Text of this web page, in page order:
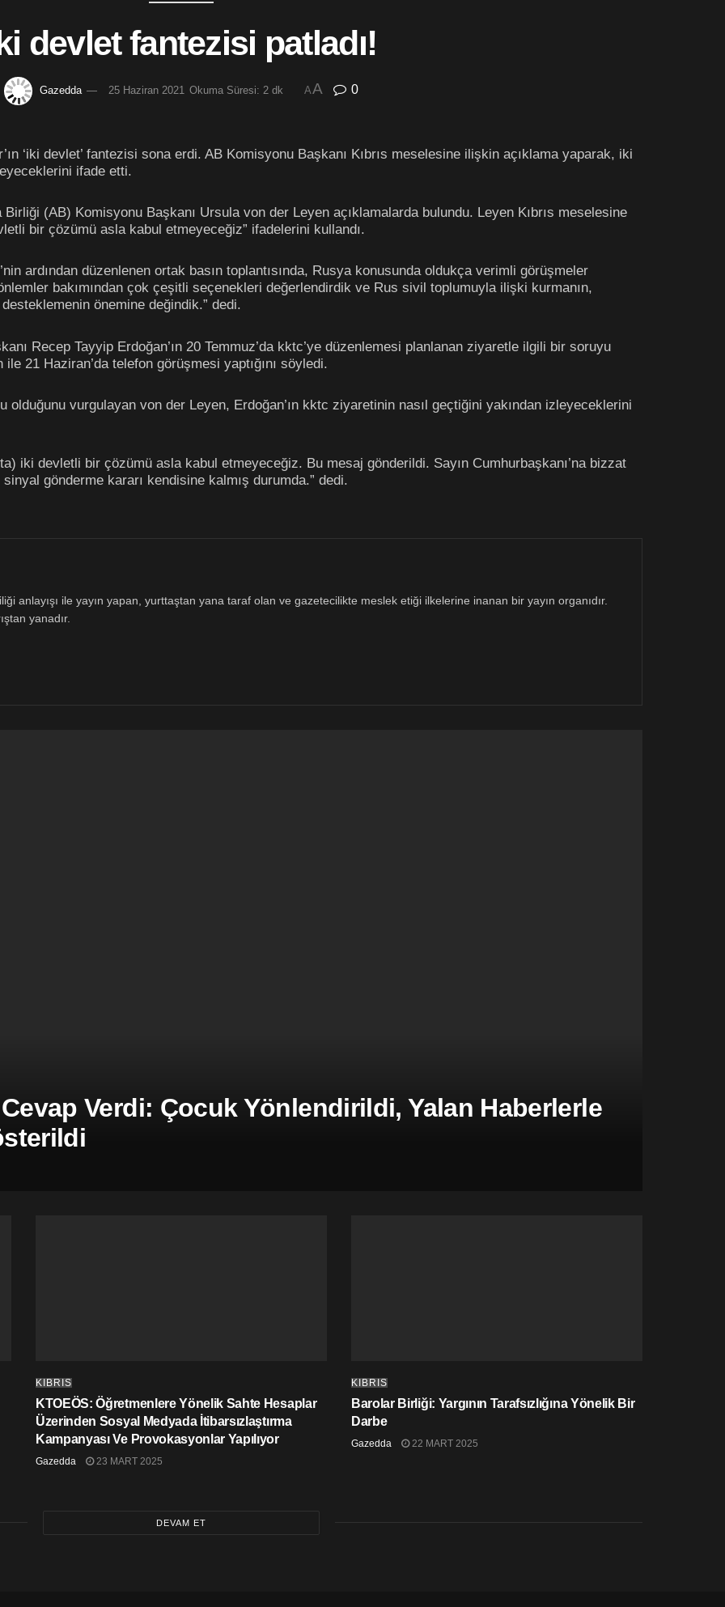
devlet fantezisi patladı!
Gazedda 25 Haziran 2021 Okuma Süresi: 2 dk AA 0
‘iki devlet’ fantezisi sona erdi. AB Komisyonu Başkanı Kıbrıs meselesine ilişkin açıklama yaparak, iki
ifade etti.
(AB) Komisyonu Başkanı Ursula von der Leyen açıklamalarda bulundu. Leyen Kıbrıs meselesine
bir çözümü asla kabul etmeyeceğiz” ifadelerini kullandı.
ardından düzenlenen ortak basın toplantısında, Rusya konusunda oldukça verimli görüşmeler
önlemler bakımından çok çeşitli seçenekleri değerlendirdik ve Rus sivil toplumuyla ilişki kurmanın,
önemine değindik.” dedi.
Recep Tayyip Erdoğan’ın 20 Temmuz’da kktc’ye düzenlemesi planlanan ziyaretle ilgili bir soruyu
21 Haziran’da telefon görüşmesi yaptığını söyledi.
vurgulayan von der Leyen, Erdoğan’ın kktc ziyaretinin nasıl geçtiğini yakından izleyeceklerini
iki devletli bir çözümü asla kabul etmeyeceğiz. Bu mesaj gönderildi. Sayın Cumhurbaşkanı’na bizzat
gönderme kararı kendisine kalmış durumda.” dedi.
anlayışı ile yayın yapan, yurttaştan yana taraf olan ve gazetecilikte meslek etiği ilkelerine inanan bir yayın organıdır.
yanadır.
Verdi: Çocuk Yönlendirildi, Yalan Haberlerle
KIBRIS
KTOEÖS: Öğretmenlere Yönelik Sahte Hesaplar
Üzerinden Sosyal Medyada İtibarsızlaştırma
Kampanyası Ve Provokasyonlar Yapılıyor
Gazedda 23 MART 2025
KIBRIS
Barolar Birliği: Yargının Tarafsızlığına Yönelik Bir
Darbe
Gazedda 22 MART 2025
DEVAM ET